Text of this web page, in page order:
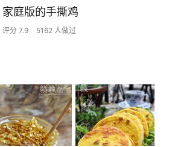
家庭版的手撕鸡
评分 7.9 5162 人做过